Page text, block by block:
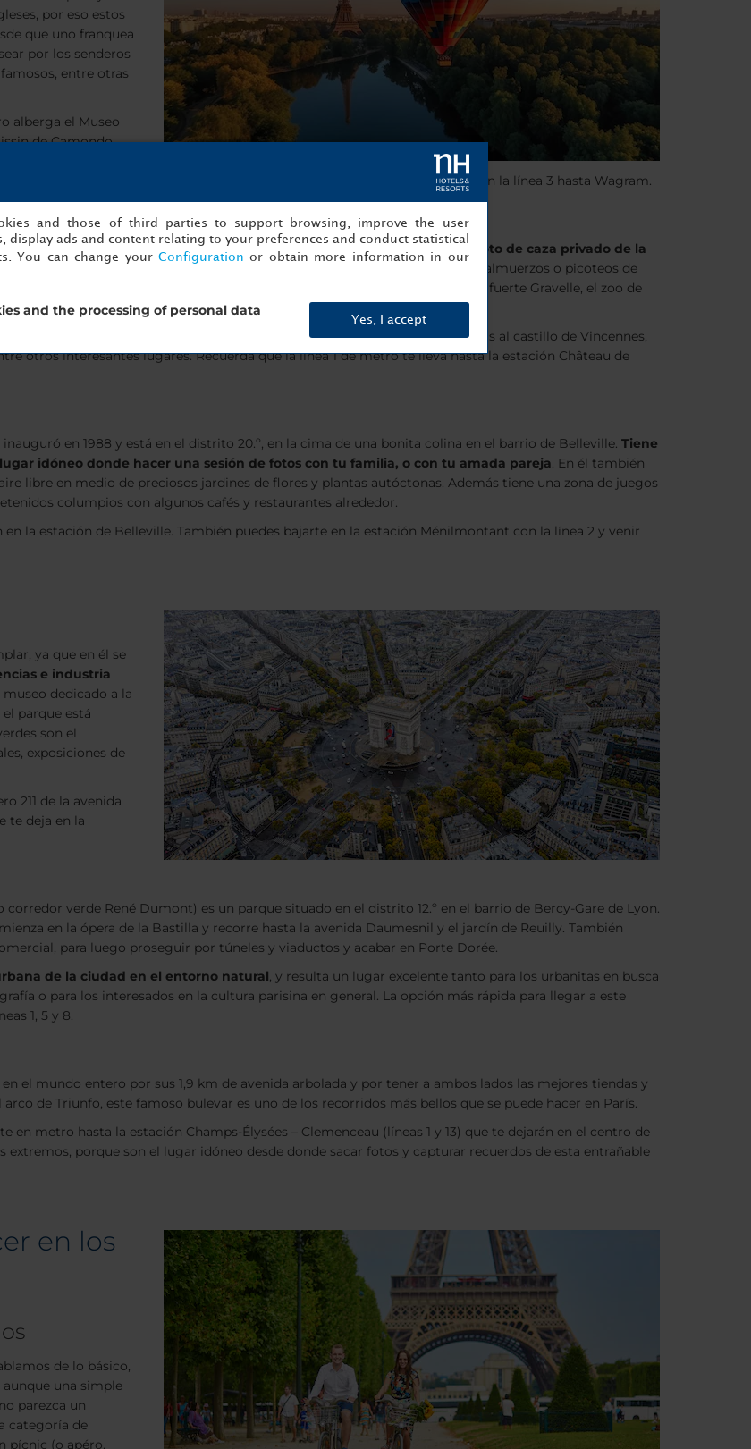
por eso estos
que uno franquea
por los senderos
entre otras
alberga el Museo
de Camondo,
siglo XVIII. No
puedes llegar en metro con la línea 2 hasta la estación Monceau, o con la línea 3 hasta Wagram.
de colosal superficie, ya que cuenta con casi mil hectáreas. Fue en su día
coto de caza privado de la
la naturaleza, especialmente para exploradores intrépidos y amantes de los almuerzos o picoteos de
parque, puedes alquilar barcas, visitar diferentes monumentos como el fuerte Gravelle, el zoo de
su infinidad de jardines y sus cuatro lagos.
admirar la inmensidad de sus rincones repletos de historia; que subas al castillo de Vincennes,
otros interesantes lugares. Recuerda que la línea 1 de metro te lleva hasta la estación Château de
en 1988 y está en el distrito 20.º, en la cima de una bonita colina en el barrio de Belleville. Tiene
idóneo donde hacer una sesión de fotos con tu familia, o con tu amada pareja. En él también
libre en medio de preciosos jardines de flores y plantas autóctonas. Además tiene una zona de juegos
columpios con algunos cafés y restaurantes alrededor.
en la estación de Belleville. También puedes bajarte en la estación Ménilmontant con la línea 2 y venir
ya que en él se
e industria
dedicado a la
parque está
son el
exposiciones de
211 de la avenida
te deja en la
verde René Dumont) es un parque situado en el distrito 12.º en el barrio de Bercy-Gare de Lyon.
en la ópera de la Bastilla y recorre hasta la avenida Daumesnil y el jardín de Reuilly. También
para luego proseguir por túneles y viaductos y acabar en Porte Dorée.
de la ciudad en el entorno natural, y resulta un lugar excelente tanto para los urbanitas en busca
o para los interesados en la cultura parisina en general. La opción más rápida para llegar a este
1, 5 y 8.
el mundo entero por sus 1,9 km de avenida arbolada y por tener a ambos lados las mejores tiendas y
de Triunfo, este famoso bulevar es uno de los recorridos más bellos que se puede hacer en París.
en metro hasta la estación Champs-Élysées – Clemenceau (líneas 1 y 13) que te dejarán en el centro de
extremos, porque son el lugar idóneo desde donde sacar fotos y capturar recuerdos de esta entrañable
en los
de lo básico,
una simple
parezca un
categoría de
pícnic (o apéro,
and those of third parties to support browsing, improve the user
display ads and content relating to your preferences and conduct statistical
You can change your Configuration or obtain more information in our
and the processing of personal data
Yes, I accept